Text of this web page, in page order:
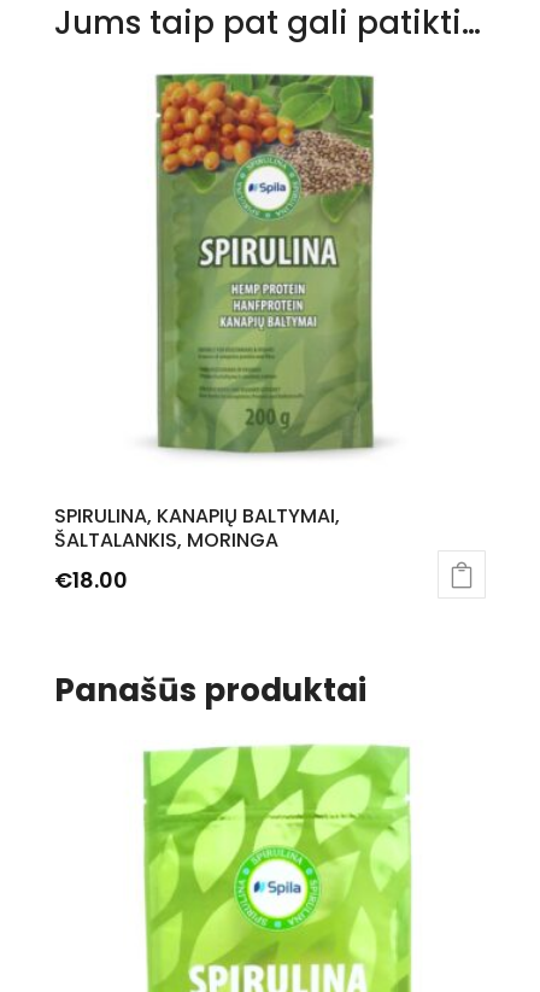
Jums taip pat gali patikti…
SPIRULINA, KANAPIŲ BALTYMAI,
ŠALTALANKIS, MORINGA
€18.00
Panašūs produktai